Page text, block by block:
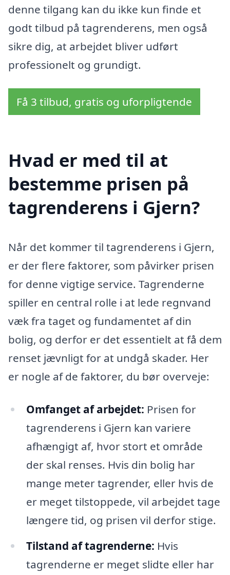
denne tilgang kan du ikke kun finde et
godt tilbud på tagrenderens, men også
sikre dig, at arbejdet bliver udført
professionelt og grundigt.
Få 3 tilbud, gratis og uforpligtende
Hvad er med til at
bestemme prisen på
tagrenderens i Gjern?
Når det kommer til tagrenderens i Gjern,
er der flere faktorer, som påvirker prisen
for denne vigtige service. Tagrenderne
spiller en central rolle i at lede regnvand
væk fra taget og fundamentet af din
bolig, og derfor er det essentielt at få dem
renset jævnligt for at undgå skader. Her
er nogle af de faktorer, du bør overveje:
Omfanget af arbejdet: Prisen for
tagrenderens i Gjern kan variere
afhængigt af, hvor stort et område
der skal renses. Hvis din bolig har
mange meter tagrender, eller hvis de
er meget tilstoppede, vil arbejdet tage
længere tid, og prisen vil derfor stige.
Tilstand af tagrenderne: Hvis
tagrenderne er meget slidte eller har